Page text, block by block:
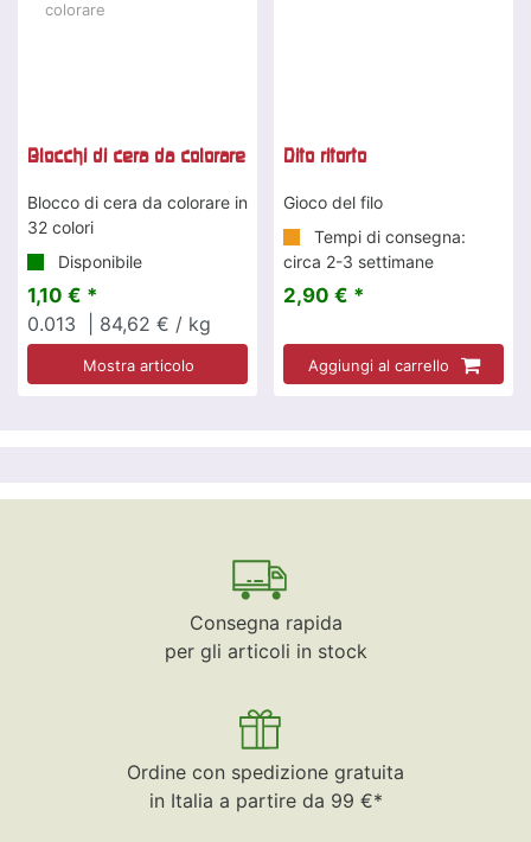
Blocchi di cera da colorare
Blocco di cera da colorare in
32 colori
Disponibile
1,10 € *
0.013
| 84,62 € / kg
Mostra articolo
Dito ritorto
Gioco del filo
Tempi di consegna:
circa 2-3 settimane
2,90 € *
Aggiungi al carrello
Consegna rapida
per gli articoli in stock
Ordine con spedizione gratuita
in Italia a partire da 99 €*